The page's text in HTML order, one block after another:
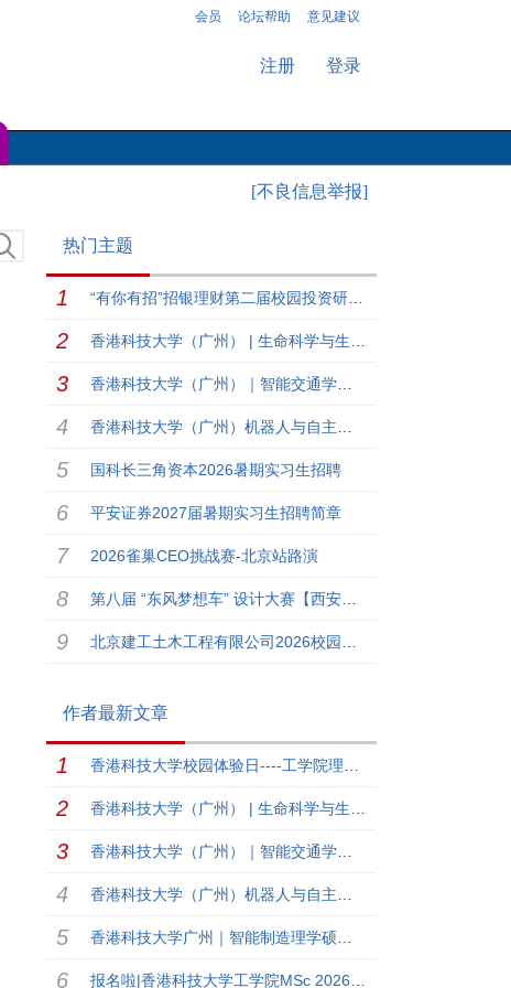
会员 论坛帮助 意见建议
注册 登录
[不良信息举报]
热门主题
国科长三角资本2026暑期实习生招聘
平安证券2027届暑期实习生招聘简章
2026雀巢CEO挑战赛-北京站路演
作者最新文章